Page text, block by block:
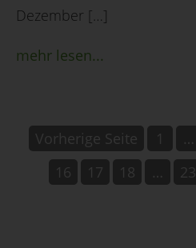
Dezember […]
mehr lesen...
Vorherige Seite 1 …
16
17 18 … 23